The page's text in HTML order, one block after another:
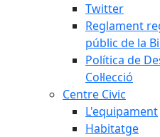
Twitter
Reglament
públic de la
Política de
Col·lecció
Centre Civic
L'equipament
Habitatge